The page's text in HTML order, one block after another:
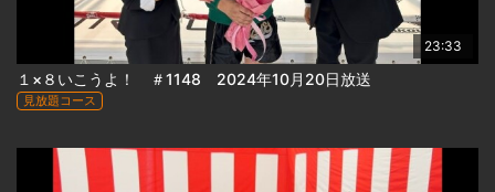
23:33
１×８いこうよ！ ＃1148 2024年10月20日放送
見放題コース